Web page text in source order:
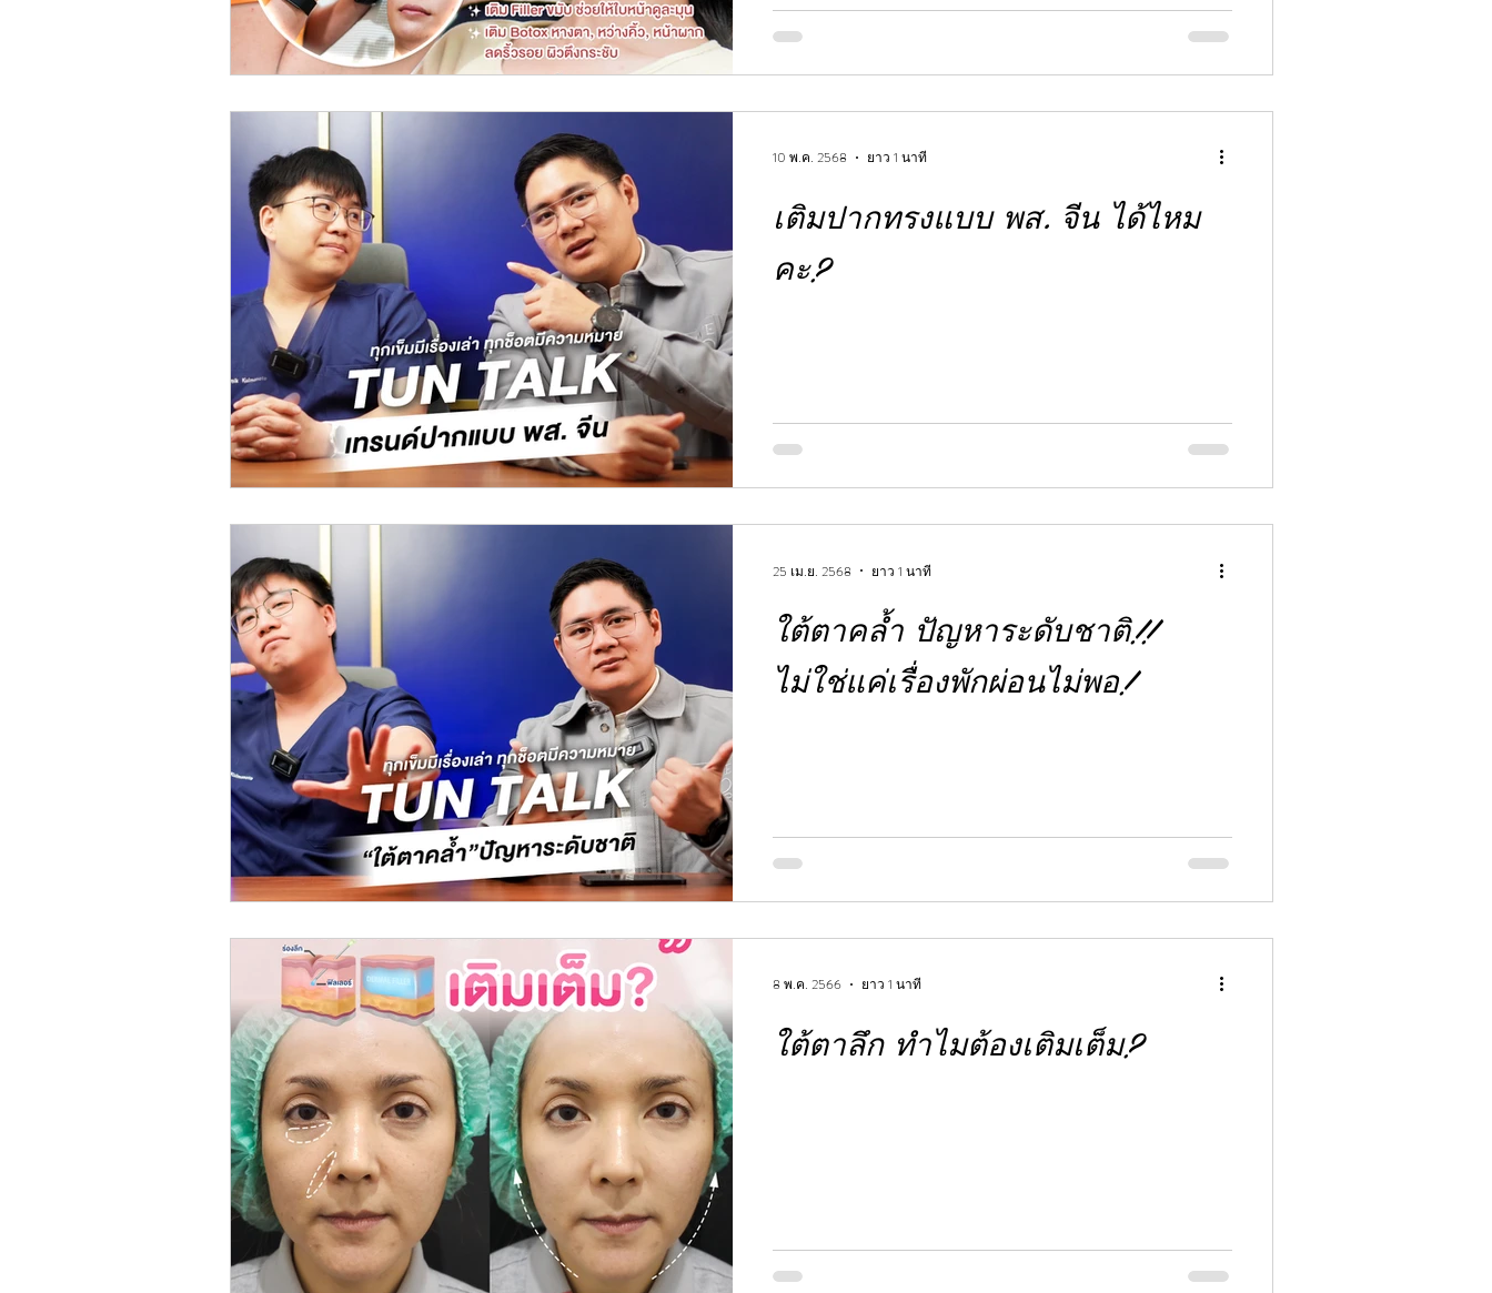
เติมปากทรงแบบ พส. จีน ได้ไหม
คะ?
10 พ.ค. 2568 ยาว 1 นาที
ใต้ตาคล้ำ ปัญหาระดับชาติ!!
ไม่ใช่แค่เรื่องพักผ่อนไม่พอ!
25 เม.ย. 2568 ยาว 1 นาที
ใต้ตาลึก ทำไมต้องเติมเต็ม?
8 พ.ค. 2566 ยาว 1 นาที